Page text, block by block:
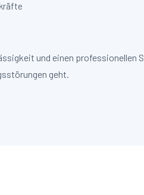
und einen professionellen
geht.